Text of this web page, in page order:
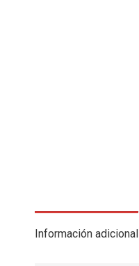
Información adicional